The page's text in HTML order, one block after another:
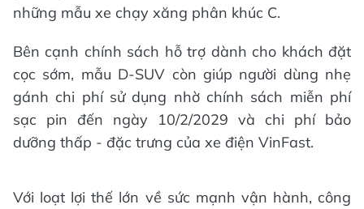
những mẫu xe chạy xăng phân khúc C.
Bên cạnh chính sách hỗ trợ dành cho khách đặt
cọc sớm, mẫu D-SUV còn giúp người dùng nhẹ
gánh chi phí sử dụng nhờ chính sách miễn phí
sạc pin đến ngày 10/2/2029 và chi phí bảo
dưỡng thấp - đặc trưng của xe điện VinFast.
Với loạt lợi thế lớn về sức mạnh vận hành, công